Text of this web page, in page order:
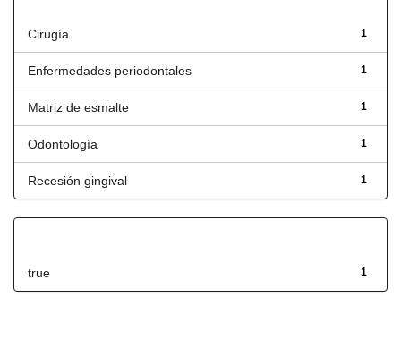
1
Cirugía
1
Enfermedades periodontales
1
Matriz de esmalte
1
Odontología
1
Recesión gingival
1
true